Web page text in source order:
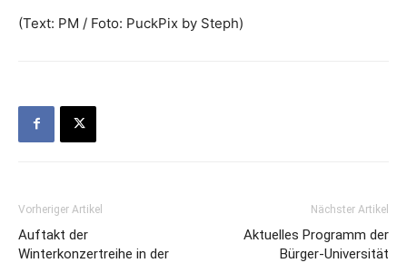
(Text: PM / Foto: PuckPix by Steph)
Vorheriger Artikel
Auftakt der
Winterkonzertreihe in der
Nächster Artikel
Aktuelles Programm der
Bürger-Universität